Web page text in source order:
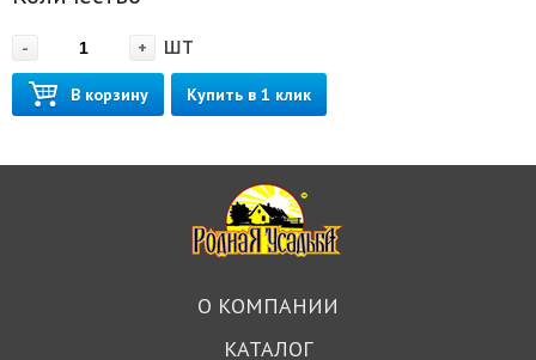
- + шт
В корзину Купить в 1 клик
О КОМПАНИИ
КАТАЛОГ